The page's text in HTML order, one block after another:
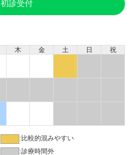
初診受付
木 金 土 日 祝
: 比較的混みやすい
:診療時間外